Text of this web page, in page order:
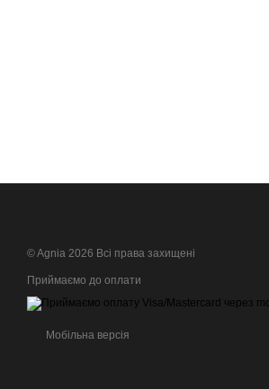
© Agnia 2026 Всі права захищені
Приймаємо до оплати
Мобільна версія